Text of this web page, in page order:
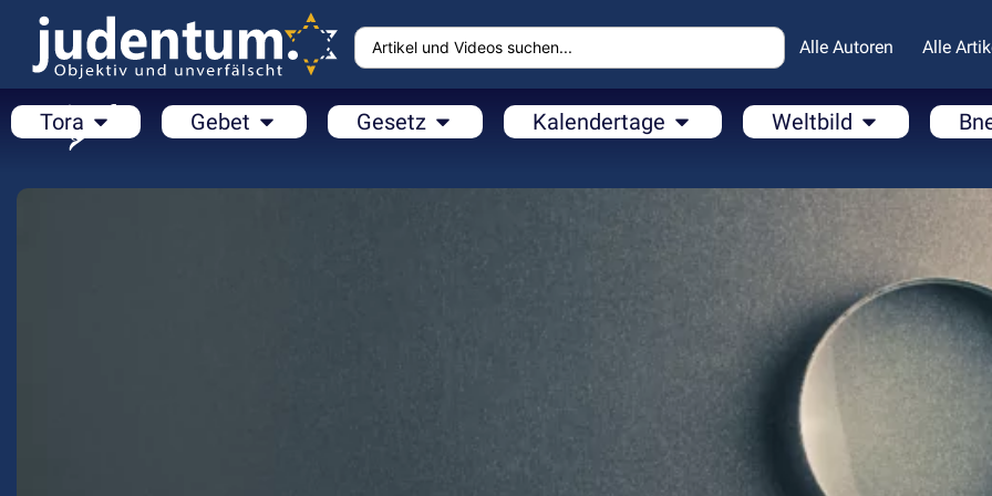
Alle Autoren Alle
Tora Gebet Gesetz Kalendertage Weltbild